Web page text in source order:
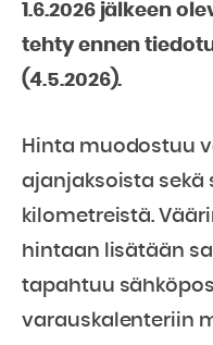
1.6.2026 jälkeen
tehty ennen
(4.5.2026).
Hinta muodostuu
ajanjaksoista sekä
kilometreistä.
hintaan lisätään
tapahtuu
varauskalenteriin